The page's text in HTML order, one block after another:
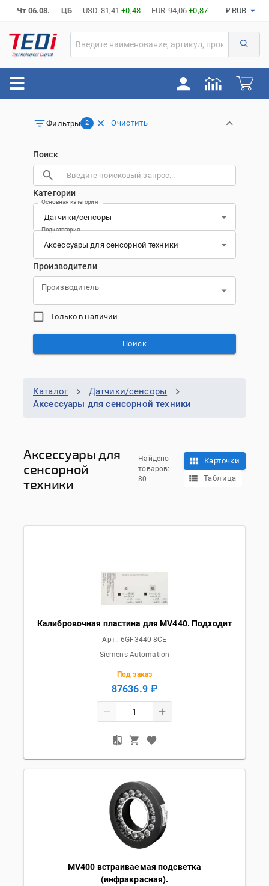
Чт 06.08. ЦБ USD 81,41 +0,48 EUR 94,06 +0,87 ₽ RUB
Фильтры 2 Очистить
Поиск
Категории
Основная категория
Подкатегория
Производители
Производитель
Только в наличии
Поиск
Каталог
Датчики/сенсоры
Аксессуары для сенсорной техники
Аксессуары для
сенсорной
техники
Найдено
товаров:
80
Карточки
Таблица
Калибровочная пластина для MV440. Подходит
Арт.:6GF3440-8CE
Siemens Automation
Под заказ
87636.9 ₽
MV400 встраиваемая подсветка
(инфракрасная).